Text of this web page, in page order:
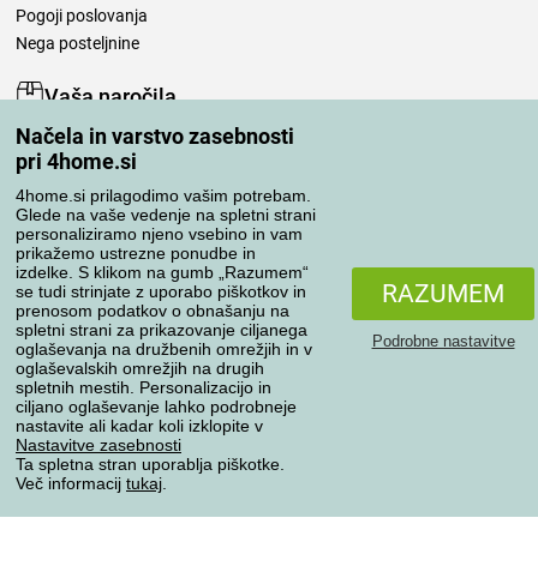
Načela in varstvo zasebnosti
pri 4home.si
4home.si prilagodimo vašim potrebam.
Glede na vaše vedenje na spletni strani
personaliziramo njeno vsebino in vam
prikažemo ustrezne ponudbe in
izdelke. S klikom na gumb „Razumem“
se tudi strinjate z uporabo piškotkov in
prenosom podatkov o obnašanju na
spletni strani za prikazovanje ciljanega
oglaševanja na družbenih omrežjih in v
oglaševalskih omrežjih na drugih
spletnih mestih. Personalizacijo in
ciljano oglaševanje lahko podrobneje
nastavite ali kadar koli izklopite v
Nastavitve zasebnosti
Ta spletna stran uporablja piškotke.
Več informacij tukaj
RAZUMEM
Podrobne nastavitve
Pogoji poslovanja
Nega posteljnine
Vaša naročila
Moj račun
Pregled naročil
Reklamacija
Odstop od kupoprodajne pogodbe
Pravila obdelave ocen
Načini prevoza
Načini plačila
Zanesljiva trgovina